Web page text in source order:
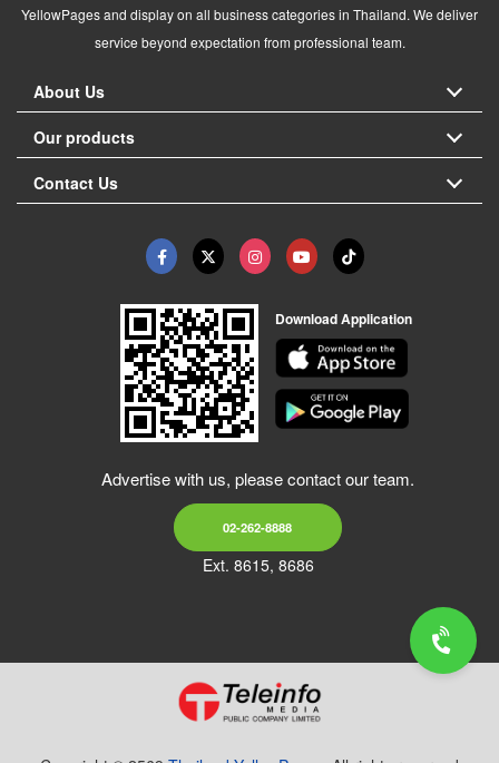
YellowPages and display on all business categories in Thailand. We deliver
service beyond expectation from professional team.
About Us
Our products
Contact Us
Download Application
Advertise with us, please contact our team.
02-262-8888
Ext. 8615, 8686